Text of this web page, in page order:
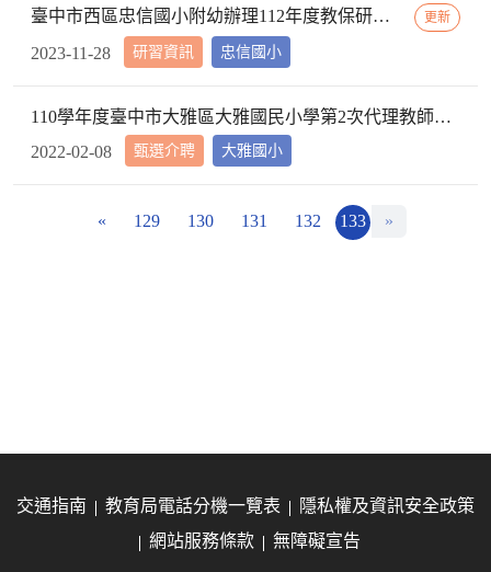
研習資訊
臺中市西區忠信國小附幼辦理112年度教保研習─ 「嬰幼用藥安全~就是「藥」你好好的」，請鼓勵貴校(園)教保服務人員踴躍參加 更新
忠信國小
2023-11-28
甄選介聘
110學年度臺中市大雅區大雅國民小學第2次代理教師甄選第2次招考結果公告
大雅國小
2022-02-08
« 129 130 131 132 133 »
交通指南 教育局電話分機一覽表
隱私權及資訊安全政策
網站服務條款
無障礙宣告